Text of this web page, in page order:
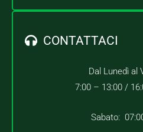
CONTATTACI
Dal
7:00 – 13:00 /
Sabato: